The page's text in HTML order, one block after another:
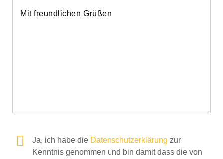
Ja, ich habe die Datenschutzerklärung zur
Kenntnis genommen und bin damit dass die von